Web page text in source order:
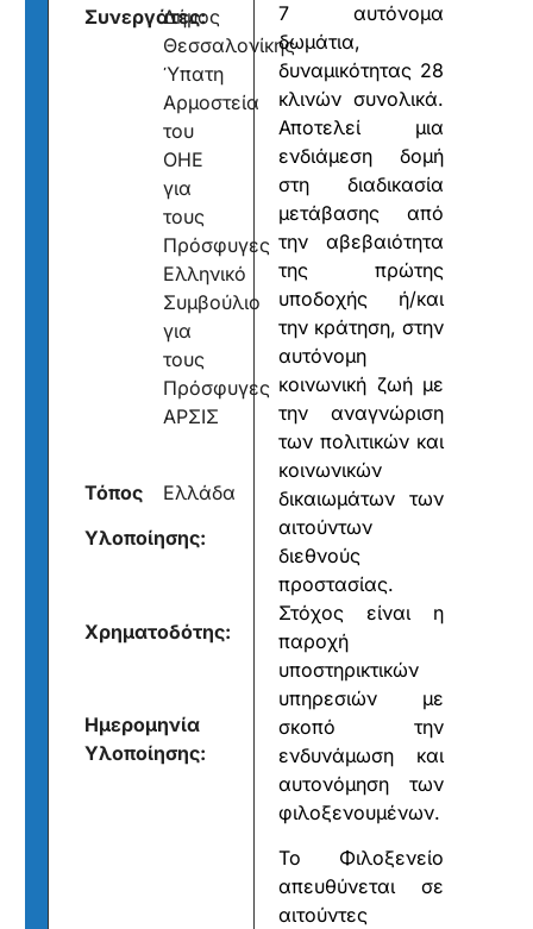
Συνεργάτες:
Δήμος
Θεσσαλονίκης
Ύπατη
Αρμοστεία
του
ΟΗΕ
για
τους
Πρόσφυγες
Ελληνικό
Συμβούλιο
για
τους
Πρόσφυγες
ΑΡΣΙΣ
Τόπος
Υλοποίησης:
Ελλάδα
Xρηματοδότης:
Ημερομηνία
Υλοποίησης:
7 αυτόνομα
δωμάτια,
δυναμικότητας 28
κλινών συνολικά.
Αποτελεί μια
ενδιάμεση δομή
στη διαδικασία
μετάβασης από
την αβεβαιότητα
της πρώτης
υποδοχής ή/και
την κράτηση, στην
αυτόνομη
κοινωνική ζωή με
την αναγνώριση
των πολιτικών και
κοινωνικών
δικαιωμάτων των
αιτούντων
διεθνούς
προστασίας.
Στόχος είναι η
παροχή
υποστηρικτικών
υπηρεσιών με
σκοπό την
ενδυνάμωση και
αυτονόμηση των
φιλοξενουμένων.
Το Φιλοξενείο
απευθύνεται σε
αιτούντες